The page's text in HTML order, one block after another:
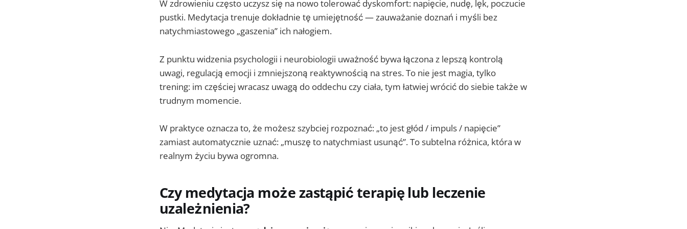
W zdrowieniu często uczysz się na nowo tolerować dyskomfort: napięcie, nudę, lęk, poczucie
pustki. Medytacja trenuje dokładnie tę umiejętność — zauważanie doznań i myśli bez
natychmiastowego „gaszenia” ich nałogiem.
Z punktu widzenia psychologii i neurobiologii uważność bywa łączona z lepszą kontrolą
uwagi, regulacją emocji i zmniejszoną reaktywnością na stres. To nie jest magia, tylko
trening: im częściej wracasz uwagą do oddechu czy ciała, tym łatwiej wrócić do siebie także w
trudnym momencie.
W praktyce oznacza to, że możesz szybciej rozpoznać: „to jest głód / impuls / napięcie”
zamiast automatycznie uznać: „muszę to natychmiast usunąć”. To subtelna różnica, która w
realnym życiu bywa ogromna.
Czy medytacja może zastąpić terapię lub leczenie
uzależnienia?